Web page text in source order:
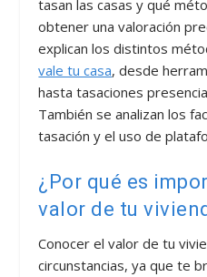
tasan las casas y qué
obtener una valoración
explican los distintos
vale tu casa, desde
hasta tasaciones
También se analizan los
tasación y el uso de
¿Por qué es
valor de tu
Conocer el valor de tu
circunstancias, ya que te